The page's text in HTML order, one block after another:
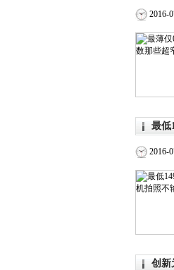
2016-
最低
2016-
创新